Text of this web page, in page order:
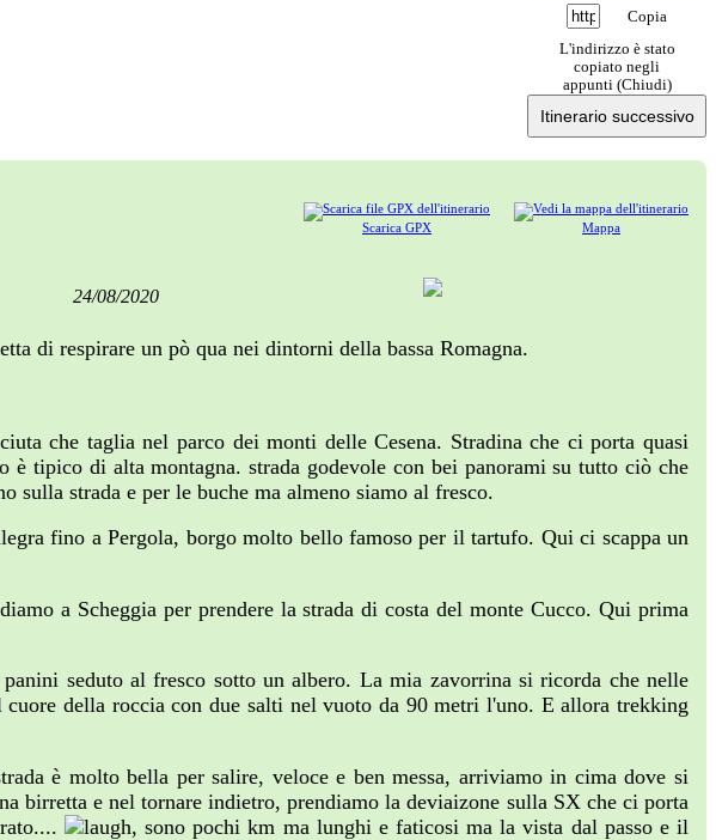
Copia
L'indirizzo è stato
copiato negli
appunti (Chiudi)
Itinerario successivo
Mappa
Scarica GPX
24/08/2020
di respirare un pò qua nei dintorni della bassa Romagna.
che taglia nel parco dei monti delle Cesena. Stradina che ci porta quasi
tipico di alta montagna. strada godevole con bei panorami su tutto ciò che
sulla strada e per le buche ma almeno siamo al fresco.
fino a Pergola, borgo molto bello famoso per il tartufo. Qui ci scappa un
a Scheggia per prendere la strada di costa del monte Cucco. Qui prima
seduto al fresco sotto un albero. La mia zavorrina si ricorda che nelle
della roccia con due salti nel vuoto da 90 metri l'uno. E allora trekking
è molto bella per salire, veloce e ben messa, arriviamo in cima dove si
birretta e nel tornare indietro, prendiamo la deviaizone sulla SX che ci porta
, sono pochi km ma lunghi e faticosi ma la vista dal passo e il